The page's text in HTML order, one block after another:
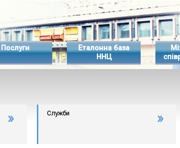
Послуги
Еталонна база
ННЦ
Служби